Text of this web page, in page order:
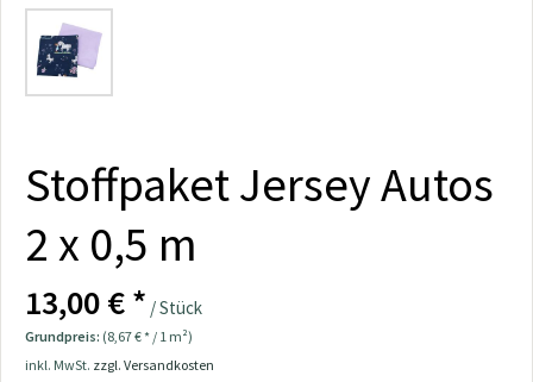
Stoffpaket Jersey Autos
2 x 0,5 m
13,00 € * / Stück
Grundpreis: (8,67 € * / 1 m²)
inkl. MwSt. zzgl. Versandkosten